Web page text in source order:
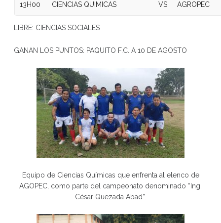
13H00 CIENCIAS QUIMICAS VS AGROPEC
LIBRE: CIENCIAS SOCIALES
GANAN LOS PUNTOS: PAQUITO F.C. A 10 DE AGOSTO
Equipo de Ciencias Químicas que enfrenta al elenco de
AGOPEC, como parte del campeonato denominado “Ing.
César Quezada Abad”.